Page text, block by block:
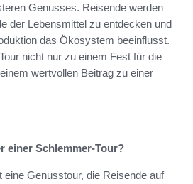
Genusses. Reisende werden
der Lebensmittel zu entdecken und
das Ökosystem beeinflusst.
nicht nur zu einem Fest für die
wertvollen Beitrag zu einer
einer Schlemmer-Tour?
eine Genusstour, die Reisende auf